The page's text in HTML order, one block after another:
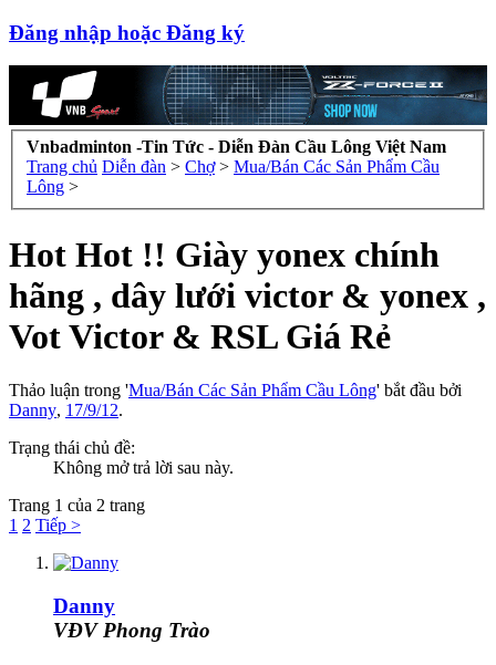
Đăng nhập hoặc Đăng ký
Vnbadminton -Tin Tức - Diễn Đàn Cầu Lông Việt Nam
Trang chủ Diễn đàn > Chợ > Mua/Bán Các Sản Phẩm Cầu
Lông >
Hot Hot !! Giày yonex chính
hãng , dây lưới victor & yonex ,
Vot Victor & RSL Giá Rẻ
Thảo luận trong 'Mua/Bán Các Sản Phẩm Cầu Lông' bắt đầu bởi
Danny, 17/9/12.
Trạng thái chủ đề:
Không mở trả lời sau này.
Trang 1 của 2 trang
1 2 Tiếp >
Danny
VĐV Phong Trào